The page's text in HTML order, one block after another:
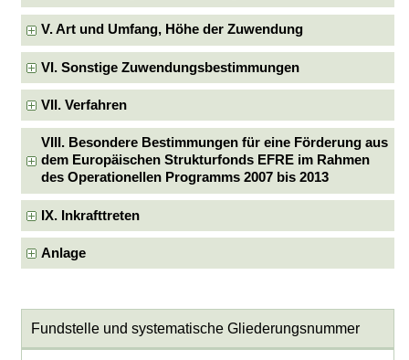
V. Art und Umfang, Höhe der Zuwendung
VI. Sonstige Zuwendungsbestimmungen
VII. Verfahren
VIII. Besondere Bestimmungen für eine Förderung aus
dem Europäischen Strukturfonds EFRE im Rahmen
des Operationellen Programms 2007 bis 2013
IX. Inkrafttreten
Anlage
Fundstelle und systematische Gliederungsnummer